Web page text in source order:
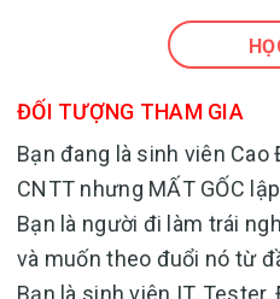
ĐỐI TƯỢNG THAM GIA
Bạn đang là sinh viên
CNTT nhưng MẤT GỐC
Bạn là người đi làm trái
và muốn theo đuổi nó từ
Bạn là sinh viên IT,